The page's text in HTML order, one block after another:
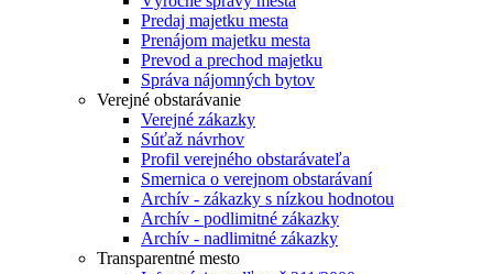
Predaj majetku mesta
Prenájom majetku mesta
Prevod a prechod majetku
Správa nájomných bytov
Verejné obstarávanie
Verejné zákazky
Súťaž návrhov
Profil verejného obstarávateľa
Smernica o verejnom obstarávaní
Archív - zákazky s nízkou hodnotou
Archív - podlimitné zákazky
Archív - nadlimitné zákazky
Transparentné mesto